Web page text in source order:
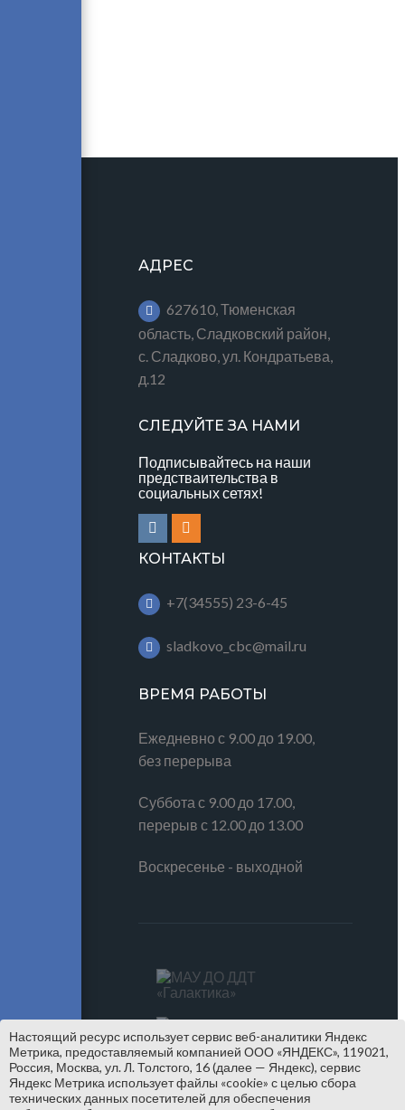
АДРЕС
627610, Тюменская
область, Сладковский район,
с. Сладково, ул. Кондратьева,
д.12
СЛЕДУЙТЕ ЗА НАМИ
Подписывайтесь на наши
предстваительства в
социальных сетях!
КОНТАКТЫ
+7(34555) 23-6-45
sladkovo_cbc@mail.ru
ВРЕМЯ РАБОТЫ
Ежедневно с 9.00 до 19.00,
без перерыва
Суббота с 9.00 до 17.00,
перерыв с 12.00 до 13.00
Воскресенье - выходной
Настоящий ресурс использует сервис веб-аналитики Яндекс
Метрика, предоставляемый компанией ООО «ЯНДЕКС», 119021,
Россия, Москва, ул. Л. Толстого, 16 (далее — Яндекс), сервис
Яндекс Метрика использует файлы «cookie» с целью сбора
технических данных посетителей для обеспечения